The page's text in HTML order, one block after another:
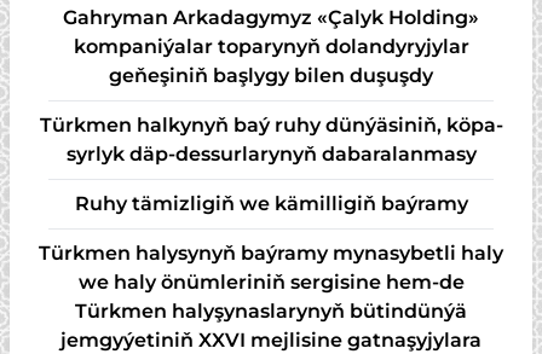
Gahryman Arkadagymyz «Çalyk Holding»
kompaniýalar toparynyň dolandyryjylar
geňeşiniň başlygy bilen duşuşdy
Türk­men hal­ky­nyň baý ru­hy dün­ýä­si­niň, kö­pa­
syr­lyk däp-des­sur­la­ry­nyň da­ba­ra­lan­ma­sy
Ruhy tämizligiň we kämilligiň baýramy
Türkmen halysynyň baýramy mynasybetli haly
we haly önümleriniň sergisine hem-de
Türkmen halyşynaslarynyň bütindünýä
jemgyýetiniň XXVI mejlisine gatnaşyjylara